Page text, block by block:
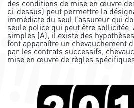
des conditions de mise en œuvre
ci-dessus) peut permettre la
immédiate du seul l’assureur qui
seule police qui peut être sollicitée.
simples (A), il existe des
font apparaître un chevauchement
par les contrats successifs,
mise en œuvre de règles